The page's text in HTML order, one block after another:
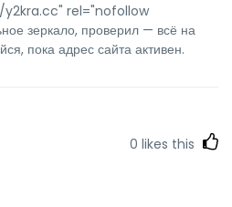
rel="nofollow
зеркало, проверил — всё на
пока адрес сайта активен.
0 likes this